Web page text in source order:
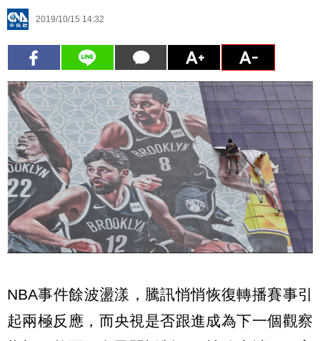
2019/10/15 14:32
NBA事件餘波盪漾，騰訊悄悄恢復轉播賽事引
起兩極反應，而央視是否跟進成為下一個觀察